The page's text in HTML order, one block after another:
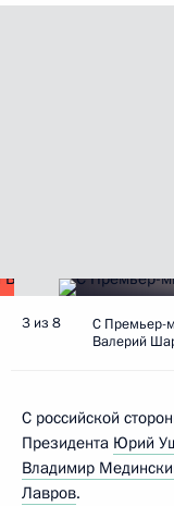
3 из 8
С Премьер-
Валерий
С российской
Президента Юрий
Владимир
Лавров.